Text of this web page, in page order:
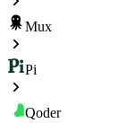
Mux
Pi
Qoder